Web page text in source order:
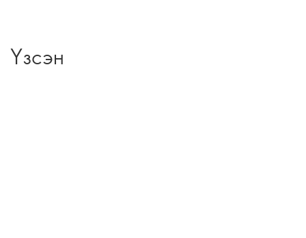
Үзсэн